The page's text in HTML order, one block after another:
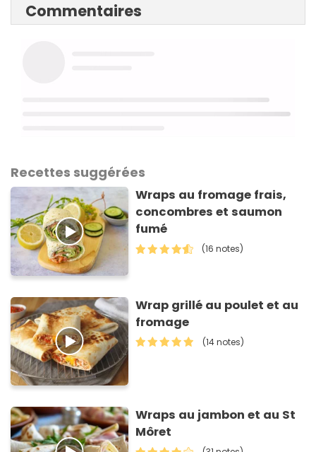
Commentaires
Recettes suggérées
Wraps au fromage frais,
concombres et saumon
fumé
(16 notes)
Wrap grillé au poulet et au
fromage
(14 notes)
Wraps au jambon et au St
Môret